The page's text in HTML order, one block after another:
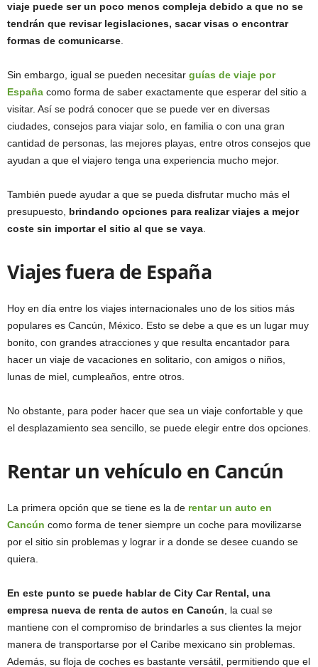
viaje puede ser un poco menos compleja debido a que no se
tendrán que revisar legislaciones, sacar visas o encontrar
formas de comunicarse.
Sin embargo, igual se pueden necesitar guías de viaje por
España como forma de saber exactamente que esperar del sitio a
visitar. Así se podrá conocer que se puede ver en diversas
ciudades, consejos para viajar solo, en familia o con una gran
cantidad de personas, las mejores playas, entre otros consejos que
ayudan a que el viajero tenga una experiencia mucho mejor.
También puede ayudar a que se pueda disfrutar mucho más el
presupuesto, brindando opciones para realizar viajes a mejor
coste sin importar el sitio al que se vaya.
Viajes fuera de España
Hoy en día entre los viajes internacionales uno de los sitios más
populares es Cancún, México. Esto se debe a que es un lugar muy
bonito, con grandes atracciones y que resulta encantador para
hacer un viaje de vacaciones en solitario, con amigos o niños,
lunas de miel, cumpleaños, entre otros.
No obstante, para poder hacer que sea un viaje confortable y que
el desplazamiento sea sencillo, se puede elegir entre dos opciones.
Rentar un vehículo en Cancún
La primera opción que se tiene es la de rentar un auto en
Cancún como forma de tener siempre un coche para movilizarse
por el sitio sin problemas y lograr ir a donde se desee cuando se
quiera.
En este punto se puede hablar de City Car Rental, una
empresa nueva de renta de autos en Cancún, la cual se
mantiene con el compromiso de brindarles a sus clientes la mejor
manera de transportarse por el Caribe mexicano sin problemas.
Además, su floja de coches es bastante versátil, permitiendo que el